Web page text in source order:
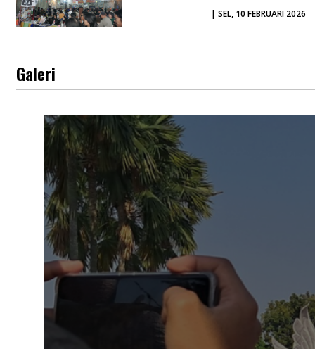
| SEL, 10 FEBRUARI 2026
Galeri